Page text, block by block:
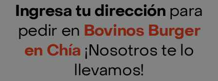
Ingresa tu dirección para
pedir en Bovinos Burger
en Chía ¡Nosotros te lo
llevamos!